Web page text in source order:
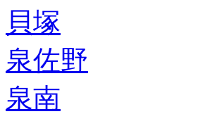
貝塚
泉佐野
泉南